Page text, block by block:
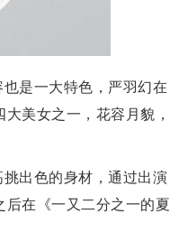
是一大特色，严羽幻在
美女之一，花容月貌，
出色的身材，通过出演
后在《一又二分之一的夏